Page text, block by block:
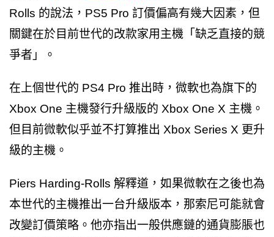
Rolls 的說法，PS5 Pro 訂價偏高有幾大因素，但
關鍵在於目前世代的改款家用主機「缺乏直接的競
爭者」。
在上個世代的 PS4 Pro 推出時，微軟也為旗下的
Xbox One 主機發行升級版的 Xbox One X 主機。
但目前微軟似乎並不打算推出 Xbox Series X 更升
級的主機。
Piers Harding-Rolls 解釋道，如果微軟在之後也為
本世代的主機推出一台升級版本，那索尼可能就會
改變訂價策略。他亦指出一般供應鏈的通貨膨脹也